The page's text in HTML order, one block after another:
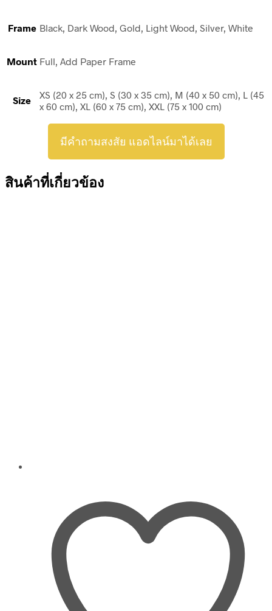
Frame Black, Dark Wood, Gold, Light Wood, Silver, White
Mount Full, Add Paper Frame
Size
XS (20 x 25 cm), S (30 x 35 cm), M (40 x 50 cm), L (45
x 60 cm), XL (60 x 75 cm), XXL (75 x 100 cm)
มีคำถามสงสัย แอดไลน์มาได้เลย
สินค้าที่เกี่ยวข้อง